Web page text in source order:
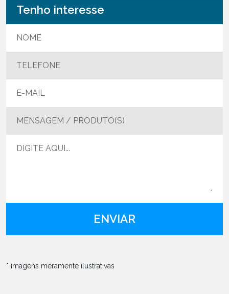
Tenho interesse
MENSAGEM / PRODUTO(S)
* imagens meramente ilustrativas